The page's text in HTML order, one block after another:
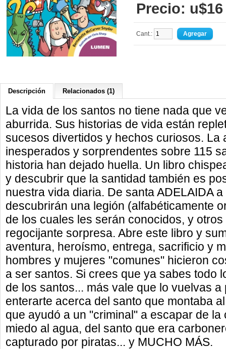
Precio: u$16
Cant.:
Descripción Relacionados (1)
La vida de los santos no tiene nada que
aburrida. Sus historias de vida están
sucesos divertidos y hechos curiosos. La
inesperados y sorprendentes sobre 115
historia han dejado huella. Un libro
y descubrir que la santidad también es
nuestra vida diaria. De santa ADELAIDA
descubrirán una legión (alfabéticamente
de los cuales les serán conocidos, y
regocijante sorpresa. Abre este libro y
aventura, heroísmo, entrega, sacrificio y
hombres y mujeres "comunes" hicieron
a ser santos. Si crees que ya sabes todo
de los santos... más vale que lo vuelvas
enterarte acerca del santo que montaba
que ayudó a un "criminal" a escapar de
miedo al agua, del santo que era
capturado por piratas... y MUCHO MÁS.